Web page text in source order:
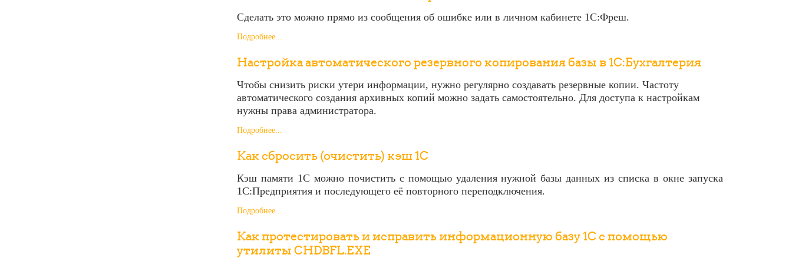
Сделать это можно прямо из сообщения об ошибке или в личном кабинете 1С:Фреш.
Подробнее...
Настройка автоматического резервного копирования базы в 1С:Бухгалтерия
Чтобы снизить риски утери информации, нужно регулярно создавать резервные копии. Частоту
автоматического создания архивных копий можно задать самостоятельно. Для доступа к настройкам
нужны права администратора.
Подробнее...
Как сбросить (очистить) кэш 1С
Кэш памяти 1С можно почистить с помощью удаления нужной базы данных из списка в окне запуска
1С:Предприятия и последующего её повторного переподключения.
Подробнее...
Как протестировать и исправить информационную базу 1C с помощью
утилиты CHDBFL.EXE